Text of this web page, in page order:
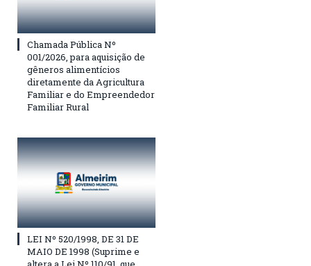
Chamada Pública Nº
001/2026, para aquisição de
gêneros alimentícios
diretamente da Agricultura
Familiar e do Empreendedor
Familiar Rural
LEI Nº 520/1998, DE 31 DE
MAIO DE 1998 (Suprime e